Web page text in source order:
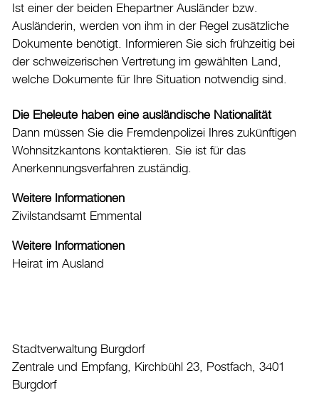
Ist einer der beiden Ehepartner Ausländer bzw.
Ausländerin, werden von ihm in der Regel zusätzliche
Dokumente benötigt. Informieren Sie sich frühzeitig bei
der schweizerischen Vertretung im gewählten Land,
welche Dokumente für Ihre Situation notwendig sind.
Die Eheleute haben eine ausländische Nationalität
Dann müssen Sie die Fremdenpolizei Ihres zukünftigen
Wohnsitzkantons kontaktieren. Sie ist für das
Anerkennungsverfahren zuständig.
Weitere Informationen
Zivilstandsamt Emmental
Weitere Informationen
Heirat im Ausland
Stadtverwaltung Burgdorf
Zentrale und Empfang, Kirchbühl 23, Postfach, 3401
Burgdorf